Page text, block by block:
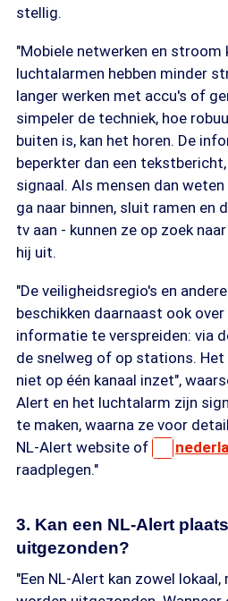
stellig.
"Mobiele netwerken en stroom
luchtalarmen hebben minder
langer werken met accu's of
simpeler de techniek, hoe
buiten is, kan het horen. De
beperkter dan een
signaal. Als mensen dan
ga naar binnen, sluit ramen en
tv aan - kunnen ze op zoek
hij uit.
"De veiligheidsregio's en
beschikken daarnaast ook
informatie te verspreiden: via
de snelweg of op stations.
niet op één kanaal inzet",
Alert en het luchtalarm zijn
te maken, waarna ze voor
NL-Alert website of
raadplegen."
3. Kan een NL-Alert
uitgezonden?
"Een NL-Alert kan zowel